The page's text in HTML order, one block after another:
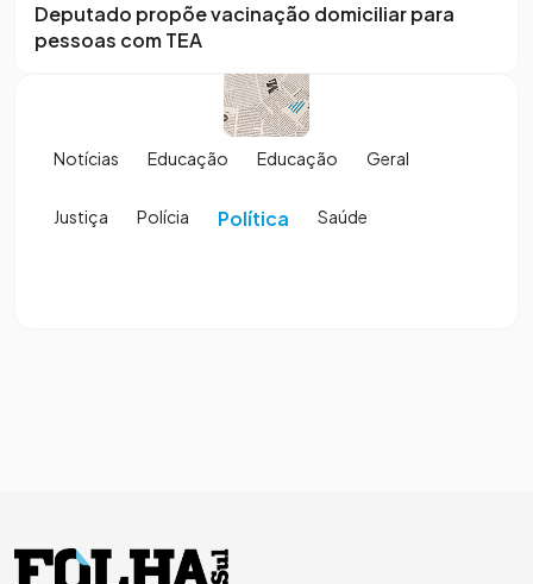
Deputado propõe vacinação domiciliar para
pessoas com TEA
Notícias Educação Educação Geral
Justiça Polícia Política Saúde